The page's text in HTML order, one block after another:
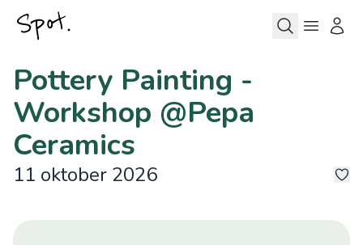
Pottery Painting -
Workshop @Pepa
Ceramics
11 oktober 2026